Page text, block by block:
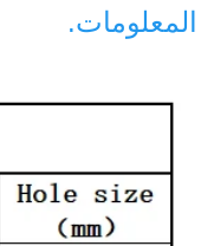
المعلومات.